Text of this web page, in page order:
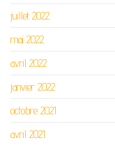
juillet 2022
mai 2022
avril 2022
janvier 2022
octobre 2021
avril 2021